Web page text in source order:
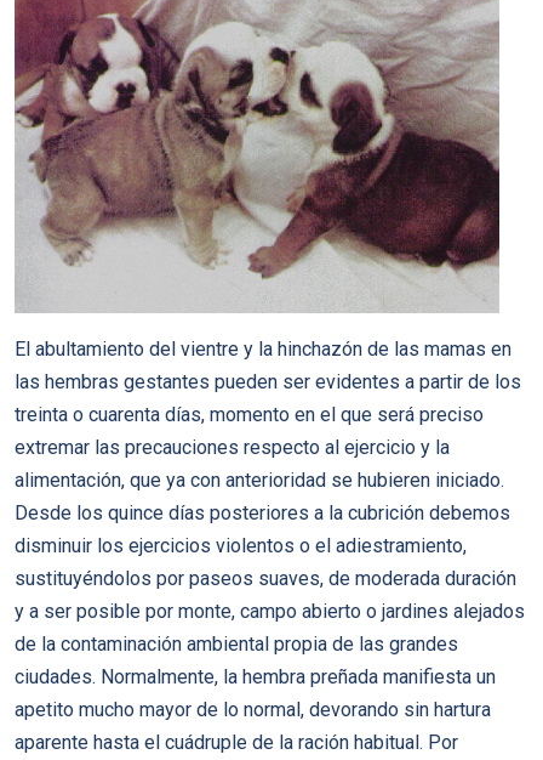
El abultamiento del vientre y la hinchazón de las mamas en
las hembras gestantes pueden ser evidentes a partir de los
treinta o cuarenta días, momento en el que será preciso
extremar las precauciones respecto al ejercicio y la
alimentación, que ya con anterioridad se hubieren iniciado.
Desde los quince días posteriores a la cubrición debemos
disminuir los ejercicios violentos o el adiestramiento,
sustituyéndolos por paseos suaves, de moderada duración
y a ser posible por monte, campo abierto o jardines alejados
de la contaminación ambiental propia de las grandes
ciudades. Normalmente, la hembra preñada manifiesta un
apetito mucho mayor de lo normal, devorando sin hartura
aparente hasta el cuádruple de la ración habitual. Por